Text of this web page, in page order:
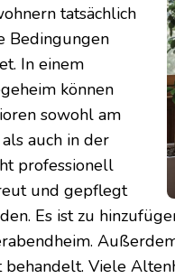
tatsächlich
Bedingungen
In einem
können
sowohl am
auch in der
professionell
und gepflegt
Es ist zu
behandelt. Viele